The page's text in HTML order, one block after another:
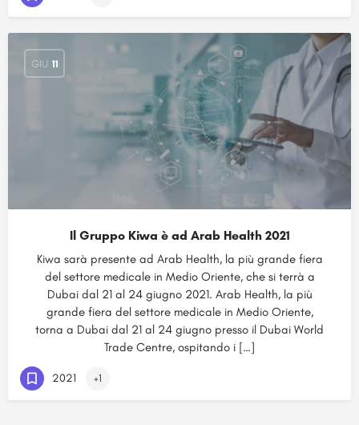
GIU 11
Il Gruppo Kiwa è ad Arab Health 2021
Kiwa sarà presente ad Arab Health, la più grande fiera
del settore medicale in Medio Oriente, che si terrà a
Dubai dal 21 al 24 giugno 2021. Arab Health, la più
grande fiera del settore medicale in Medio Oriente,
torna a Dubai dal 21 al 24 giugno presso il Dubai World
Trade Centre, ospitando i […]
2021 +1